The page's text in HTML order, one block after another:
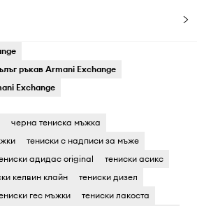
ръкав Armani Exchange
Exchange
черна тениска мъжка
тениски с надписи за мъже
адидас original
тениски асикс
келвин клайн
тениски дизел
гес мъжки
тениски лакоста